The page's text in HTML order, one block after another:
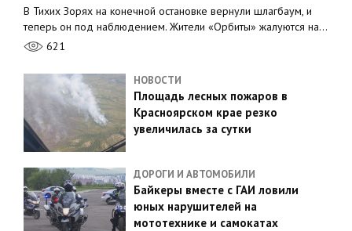
В Тихих Зорях на конечной остановке вернули шлагбаум, и
теперь он под наблюдением. Жители «Орбиты» жалуются на…
621
НОВОСТИ
Площадь лесных пожаров в
Красноярском крае резко
увеличилась за сутки
ДОРОГИ И АВТОМОБИЛИ
Байкеры вместе с ГАИ ловили
юных нарушителей на
мототехнике и самокатах